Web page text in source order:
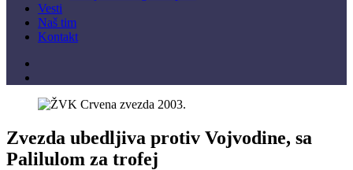
Vesti
Naš tim
Kontakt
Zvezda ubedljiva protiv Vojvodine, sa
Palilulom za trofej